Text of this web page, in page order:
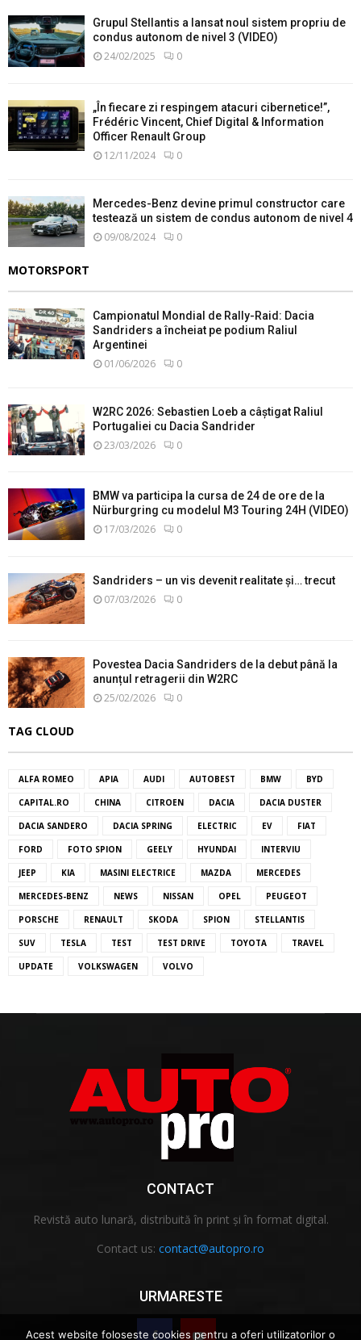
Grupul Stellantis a lansat noul sistem propriu de
condus autonom de nivel 3 (VIDEO)
24/02/2025 0
„În fiecare zi respingem atacuri cibernetice!”,
Frédéric Vincent, Chief Digital & Information
Officer Renault Group
12/11/2024 0
Mercedes-Benz devine primul constructor care
testează un sistem de condus autonom de nivel 4
09/08/2024 0
MOTORSPORT
Campionatul Mondial de Rally-Raid: Dacia
Sandriders a încheiat pe podium Raliul
Argentinei
01/06/2026 0
W2RC 2026: Sebastien Loeb a câștigat Raliul
Portugaliei cu Dacia Sandrider
23/03/2026 0
BMW va participa la cursa de 24 de ore de la
Nürburgring cu modelul M3 Touring 24H (VIDEO)
17/03/2026 0
Sandriders – un vis devenit realitate și… trecut
07/03/2026 0
Povestea Dacia Sandriders de la debut până la
anunțul retragerii din W2RC
25/02/2026 0
TAG CLOUD
ALFA ROMEO APIA AUDI AUTOBEST BMW BYD
CAPITAL.RO CHINA CITROEN DACIA DACIA DUSTER
DACIA SANDERO DACIA SPRING ELECTRIC EV FIAT
FORD FOTO SPION GEELY HYUNDAI INTERVIU
JEEP KIA MASINI ELECTRICE MAZDA MERCEDES
MERCEDES-BENZ NEWS NISSAN OPEL PEUGEOT
PORSCHE RENAULT SKODA SPION STELLANTIS
SUV TESLA TEST TEST DRIVE TOYOTA TRAVEL
UPDATE VOLKSWAGEN VOLVO
CONTACT
Revistă auto lunară, distribuită în print și în format digital.
Contact us: contact@autopro.ro
URMARESTE
Acest website foloseste cookies pentru a oferi utilizatorilor o